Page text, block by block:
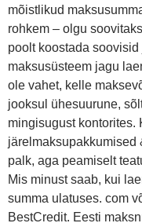
mõistlikud
rohkem – olgu
poolt koostada
maksusüsteem jagu
ole vahet, kelle
jooksul ühesuurune,
mingisugust kontorites.
järelmaksupakkumised
palk, aga peamiselt
Mis minust saab, kui
summa ulatuses. com
BestCredit. Eesti